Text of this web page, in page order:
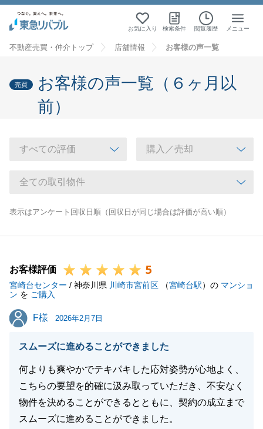
お気に入り 検索条件 閲覧履歴 メニュー
不動産売買・仲介トップ 店舗情報 お客様の声一覧
売買
お客様の声一覧（６ヶ月以
前）
表示はアンケート回収日順（回収日が同じ場合は評価が高い順）
お客様評価 5
宮崎台センター / 神奈川県 川崎市宮前区 （宮崎台駅）の マンショ
ン を ご購入
F様
F様 2026年2月7日
スムーズに進めることができました
何よりも爽やかでテキパキした応対姿勢が心地よく、
こちらの要望を的確に汲み取っていただき、不安なく
物件を決めることができるとともに、契約の成立まで
スムーズに進めることができました。